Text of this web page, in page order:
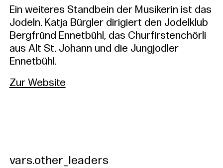
Ein weiteres Standbein der Musikerin ist das
Jodeln. Katja Bürgler dirigiert den Jodelklub
Bergfründ Ennetbühl, das Churfirstenchörli
aus Alt St. Johann und die Jungjodler
Ennetbühl.
Zur Website
vars.other_leaders